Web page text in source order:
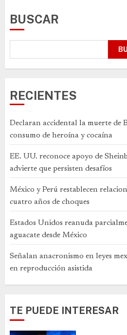
BUSCAR
RECIENTES
Declaran accidental la muerte de
consumo de heroína y cocaína
EE. UU. reconoce apoyo de
advierte que persisten desafíos
México y Perú restablecen
cuatro años de choques
Estados Unidos reanuda
aguacate desde México
Señalan anacronismo en leyes
en reproducción asistida
TE PUEDE INTERESAR